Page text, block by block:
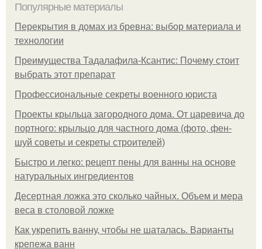
Популярные материалы
Перекрытия в домах из бревна: выбор материала и
технологии
Преимущества Тадалафила-Ксантис: Почему стоит
выбрать этот препарат
Профессиональные секреты военного юриста
Проекты крыльца загородного дома. От царевича до
портного: крыльцо для частного дома (фото, фен-
шуй советы и секреты строителей)
Быстро и легко: рецепт пены для ванны на основе
натуральных ингредиентов
Десертная ложка это сколько чайных. Объем и мера
веса в столовой ложке
Как укрепить ванну, чтобы не шаталась. Варианты
крепежа ванн